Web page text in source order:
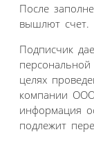
После
вышлют счет.
Подписчик
целях
компании
информация
подлежит